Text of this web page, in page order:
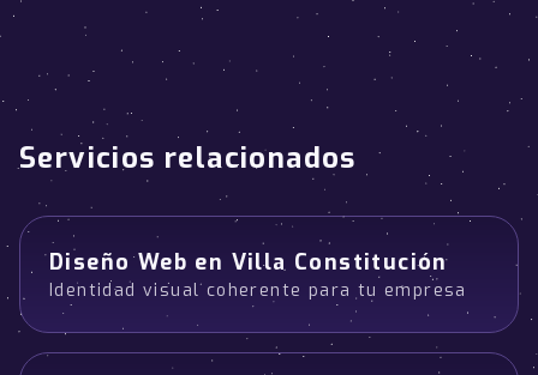
Servicios relacionados
Diseño Web en Villa Constitución
Identidad visual coherente para tu empresa